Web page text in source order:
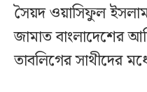
সৈয়দ ওয়াসিফুল
জামাত বাংলাদেশের
তাবলিগের সাথীদের